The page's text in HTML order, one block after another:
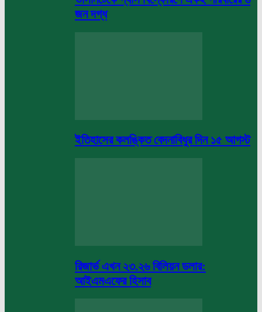
জন দগ্ধ
ইতিহাসের কলঙ্কিত বেদনাবিধুর দিন ১৫ আগস্ট
রিজার্ভ এখন ২৩.২৬ বিলিয়ন ডলার:
আইএমএফের হিসাব